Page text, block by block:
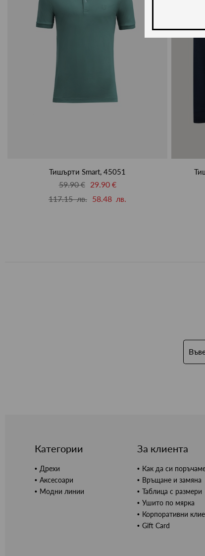
Тишърти Smart, 45051
59.90 €
29.90 €
117.15 лв. 58.48 лв.
Категории
Дрехи
Аксесоари
Модни линии
За клиента
Как да си
Връщане и замяна
Таблица с размери
Ушито по мярка
Корпоративни
Gift Card